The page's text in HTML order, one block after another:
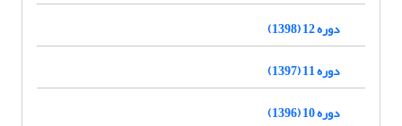
دوره 12 (1398)
دوره 11 (1397)
دوره 10 (1396)